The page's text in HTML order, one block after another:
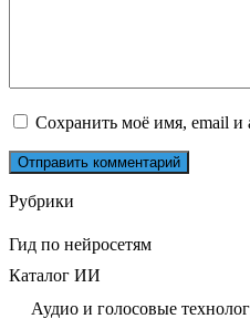
Сохранить моё имя, email и
Рубрики
Гид по нейросетям
Каталог ИИ
Аудио и голосовые